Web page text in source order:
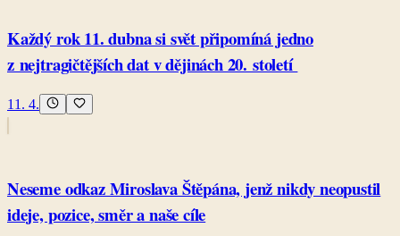
Každý rok 11. dubna si svět připomíná jedno
z nejtragičtějších dat v dějinách 20. století
11. 4.
Neseme odkaz Miroslava Štěpána, jenž nikdy neopustil
ideje, pozice, směr a naše cíle